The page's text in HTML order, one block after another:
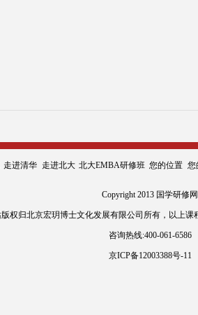
走进清华 走进北大 北大EMBA研修班 您的位置 您
Copyright 2013 国学研修网
权归北京宏玥博士文化发展有限公司所有，以上课
咨询热线:400-061-6586
京ICP备12003388号-11